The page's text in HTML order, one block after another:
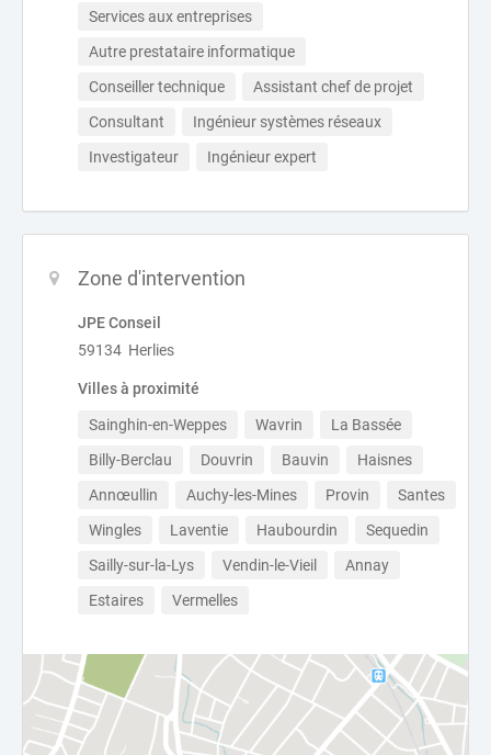
Services aux entreprises
Autre prestataire informatique
Conseiller technique
Assistant chef de projet
Consultant
Ingénieur systèmes réseaux
Investigateur
Ingénieur expert
Zone d'intervention
JPE Conseil
59134 Herlies
Villes à proximité
Sainghin-en-Weppes Wavrin
La Bassée
Billy-Berclau
Douvrin Bauvin
Haisnes
Annœullin
Auchy-les-Mines Provin
Santes
Wingles
Laventie Haubourdin
Sequedin
Sailly-sur-la-Lys
Vendin-le-Vieil
Annay
Estaires
Vermelles